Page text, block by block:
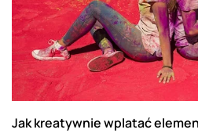
Jak kreatywnie wplatać